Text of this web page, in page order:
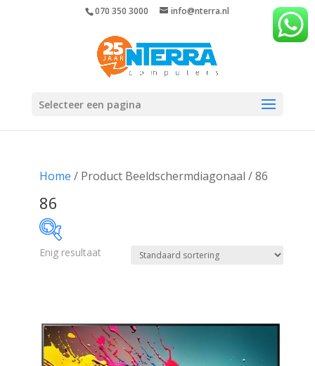
070 350 3000 info@nterra.nl
Selecteer een pagina
Home / Product Beeldschermdiagonaal / 86
86
Enig resultaat